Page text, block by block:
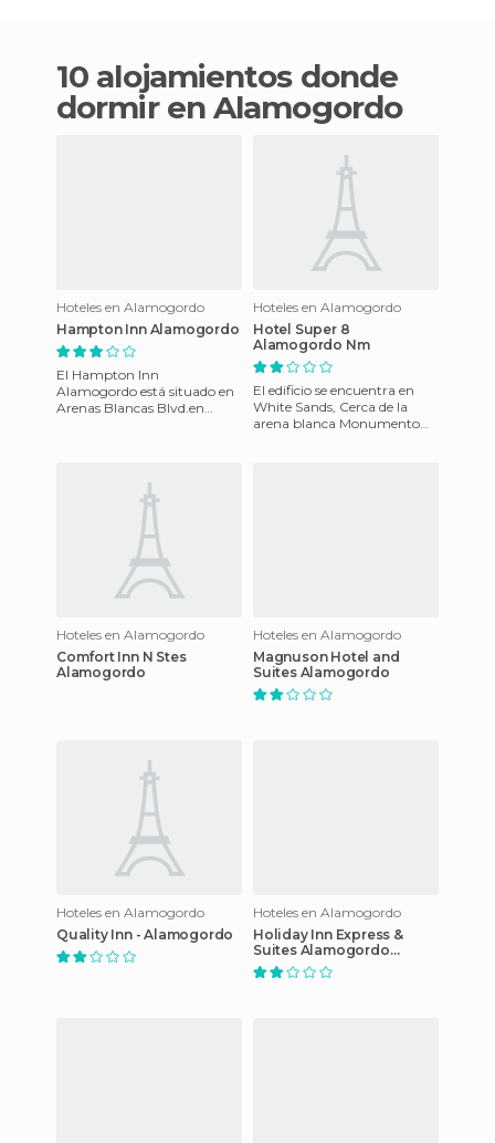
10 alojamientos donde
dormir en Alamogordo
Hoteles en Alamogordo
Hampton Inn Alamogordo
El Hampton Inn
Alamogordo está situado en
Arenas Blancas Blvd.en
Hoteles en Alamogordo
Hotel Super 8
Alamogordo Nm
El edificio se encuentra en
White Sands, Cerca de la
arena blanca Monumento
Hoteles en Alamogordo
Comfort Inn N Stes
Alamogordo
Hoteles en Alamogordo
Magnuson Hotel and
Suites Alamogordo
Hoteles en Alamogordo
Quality Inn - Alamogordo
Hoteles en Alamogordo
Holiday Inn Express &
Suites Alamogordo
Highway 54/70